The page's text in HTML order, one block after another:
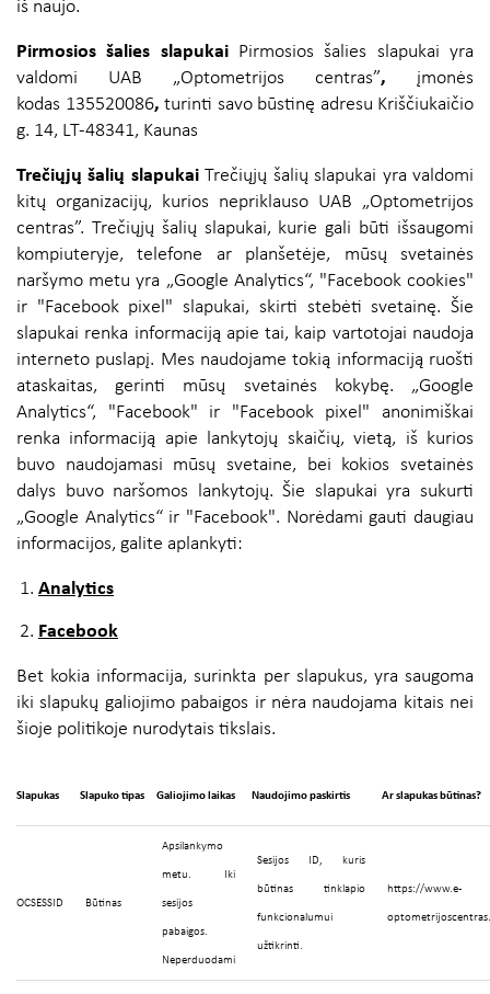
iš naujo.
Pirmosios šalies slapukaiPirmosios šalies slapukai yra
valdomi UAB „Optometrijos centras”, įmonės
kodas 135520086, turinti savo būstinę adresu Kriščiukaičio
g. 14, LT-48341, Kaunas
Trečiųjų šalių slapukaiTrečiųjų šalių slapukai yra valdomi
kitų organizacijų, kurios nepriklauso UAB „Optometrijos
centras”. Trečiųjų šalių slapukai, kurie gali būti išsaugomi
kompiuteryje, telefone ar planšetėje, mūsų svetainės
naršymo metu yra „Google Analytics“, "Facebook cookies"
ir "Facebook pixel" slapukai, skirti stebėti svetainę. Šie
slapukai renka informaciją apie tai, kaip vartotojai naudoja
interneto puslapį. Mes naudojame tokią informaciją ruošti
ataskaitas, gerinti mūsų svetainės kokybę. „Google
Analytics“, "Facebook" ir "Facebook pixel" anonimiškai
renka informaciją apie lankytojų skaičių, vietą, iš kurios
buvo naudojamasi mūsų svetaine, bei kokios svetainės
dalys buvo naršomos lankytojų. Šie slapukai yra sukurti
„Google Analytics“ ir "Facebook". Norėdami gauti daugiau
informacijos, galite aplankyti:
Analytics
Facebook
Bet kokia informacija, surinkta per slapukus, yra saugoma
iki slapukų galiojimo pabaigos ir nėra naudojama kitais nei
šioje politikoje nurodytais tikslais.
Slapukas Slapuko tipas Galiojimo laikas Naudojimo paskirtis Ar slapukas būtinas?
OCSESSID Būtinas
Apsilankymo
metu. Iki
sesijos
pabaigos.
Neperduodami
Sesijos ID, kuris
būtinas tinklapio
funkcionalumui
užtikrinti.
https://www.e-